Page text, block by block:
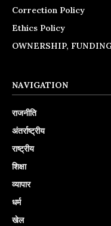
Correction Policy
Ethics Policy
OWNERSHIP,
NAVIGATION
राजनीति
अंतर्राष्ट्रीय
राष्ट्रीय
शिक्षा
व्यापार
धर्म
खेल